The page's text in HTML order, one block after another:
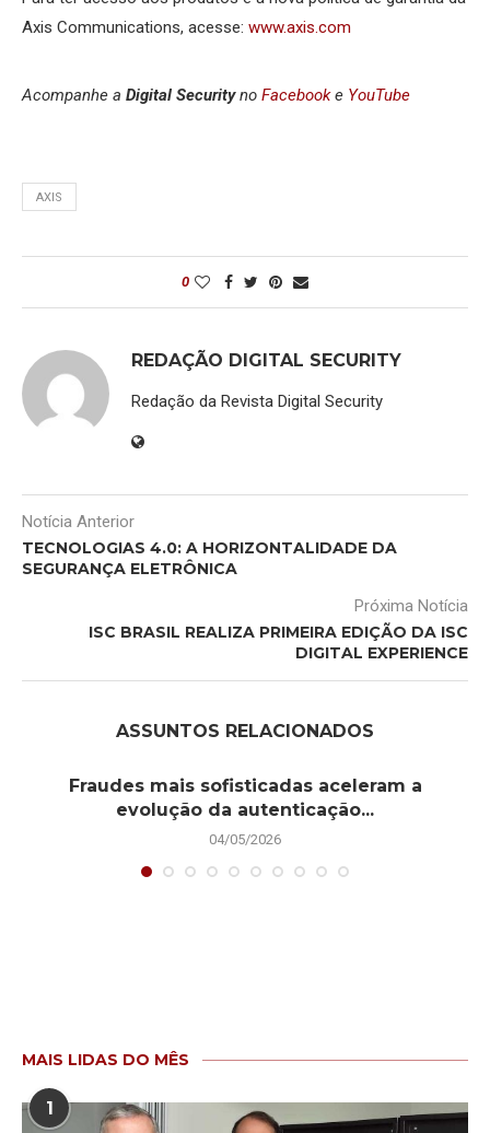
Axis Communications, acesse: www.axis.com
Acompanhe a Digital Securityno Facebooke YouTube
AXIS
0
REDAÇÃO DIGITAL SECURITY
Redação da Revista Digital Security
Notícia Anterior
TECNOLOGIAS 4.0: A HORIZONTALIDADE DA
SEGURANÇA ELETRÔNICA
Próxima Notícia
ISC BRASIL REALIZA PRIMEIRA EDIÇÃO DA ISC
DIGITAL EXPERIENCE
ASSUNTOS RELACIONADOS
Fraudes mais sofisticadas aceleram a
evolução da autenticação...
04/05/2026
MAIS LIDAS DO MÊS
1